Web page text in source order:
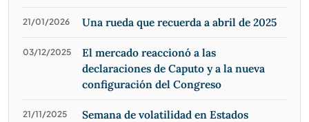
21/01/2026 Una rueda que recuerda a abril de 2025
03/12/2025
El mercado reaccionó a las
declaraciones de Caputo y a la nueva
configuración del Congreso
21/11/2025
Semana de volatilidad en Estados